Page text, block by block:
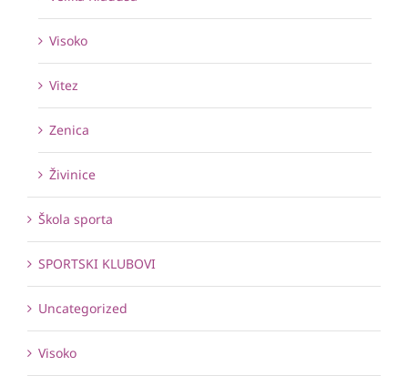
Visoko
Vitez
Zenica
Živinice
Škola sporta
SPORTSKI KLUBOVI
Uncategorized
Visoko